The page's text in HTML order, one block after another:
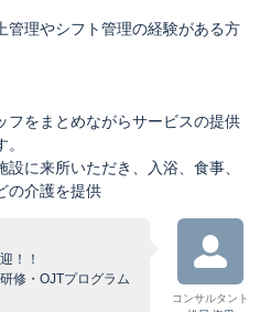
管理やシフト管理の経験がある方
フをまとめながらサービスの提供
に来所いただき、入浴、食事、
の介護を提供
！！
修・OJTプログラム
コンサルタント